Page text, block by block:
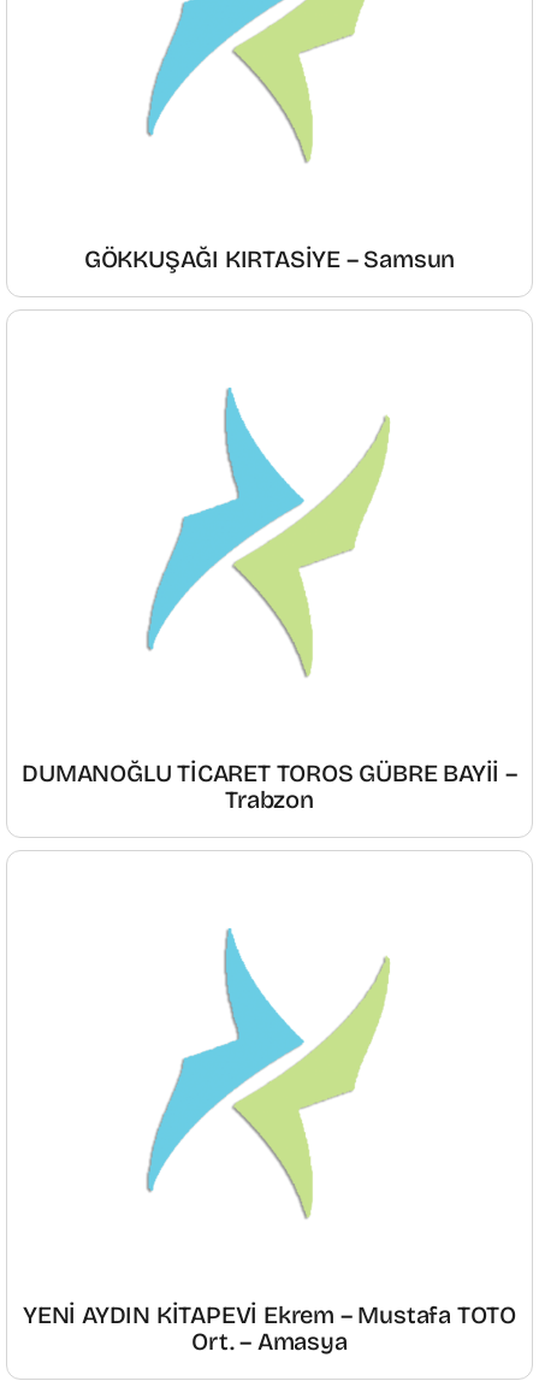
GÖKKUŞAĞI KIRTASİYE – Samsun
DUMANOĞLU TİCARET TOROS GÜBRE BAYİİ –
Trabzon
YENİ AYDIN KİTAPEVİ Ekrem – Mustafa TOTO
Ort. – Amasya